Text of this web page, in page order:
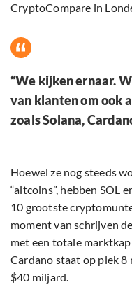
CryptoCompare in
“We kijken ernaar.
van klanten om ook
zoals Solana,
Hoewel ze nog steeds
“altcoins”, hebben SOL
10 grootste
moment van schrijven
met een totale
Cardano staat op plek
$40 miljard.